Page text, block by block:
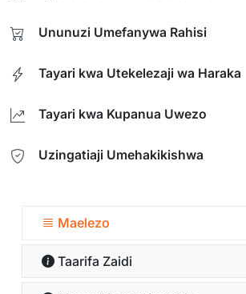
Ununuzi Umefanywa Rahisi
Tayari kwa Utekelezaji wa Haraka
Tayari kwa Kupanua Uwezo
Uzingatiaji Umehakikishwa
Maelezo
Taarifa Zaidi